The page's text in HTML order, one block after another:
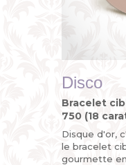
Disco
Bracelet
750 (18
Disque d'or,
le bracelet
gourmette